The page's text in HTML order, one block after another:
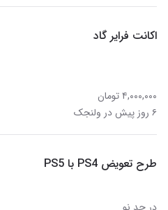
اکانت فرایر گاد
۴,۰۰۰,۰۰۰ تومان
۶ روز پیش در ولنجک
طرح تعویض PS4 با PS5